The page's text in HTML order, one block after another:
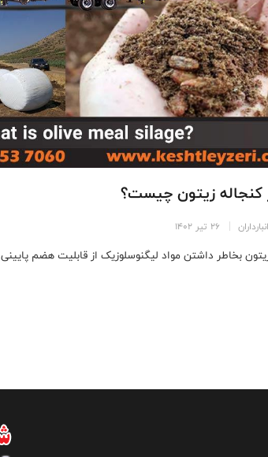
کنجاله زیتون چیست؟
26 تیر 1402
بخاطر داشتن مواد لیگنوسلوزیک از قابلیت هضم